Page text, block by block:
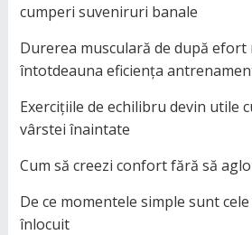
cumperi suveniruri banale
Durerea musculară de după efort
întotdeauna eficiența
Exercițiile de echilibru devin utile
vârstei înaintate
Cum să creezi confort fără să
De ce momentele simple sunt
înlocuit